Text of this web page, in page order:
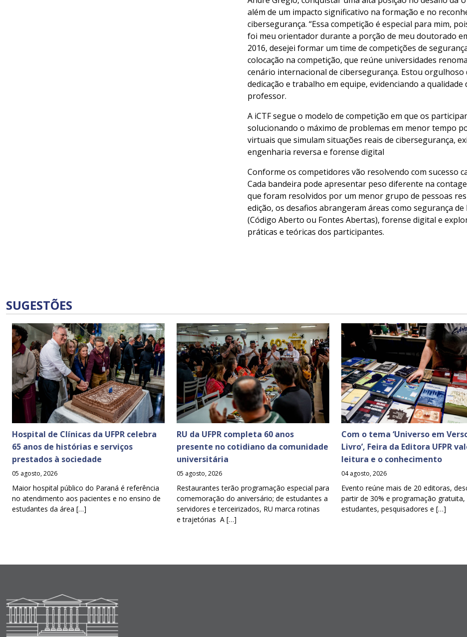
além de um impacto significativo na formação e no
cibersegurança. “Essa competição é especial para mim,
foi meu orientador durante a porção de meu doutorado
2016, desejei formar um time de competições de
colocação na competição, que reúne universidades
cenário internacional de cibersegurança. Estou
dedicação e trabalho em equipe, evidenciando a
professor.
A iCTF segue o modelo de competição em que os
solucionando o máximo de problemas em menor tempo
virtuais que simulam situações reais de cibersegurança,
engenharia reversa e forense digital
Conforme os competidores vão resolvendo com sucesso
Cada bandeira pode apresentar peso diferente na
que foram resolvidos por um menor grupo de pessoas
edição, os desafios abrangeram áreas como segurança
(Código Aberto ou Fontes Abertas), forense digital e
práticas e teóricas dos participantes.
SUGESTÕES
Hospital de Clínicas da UFPR celebra
65 anos de histórias e serviços
prestados à sociedade
05 agosto, 2026
Maior hospital público do Paraná é referência
no atendimento aos pacientes e no ensino de
estudantes da área […]
RU da UFPR completa 60 anos
presente no cotidiano da comunidade
universitária
05 agosto, 2026
Restaurantes terão programação especial para
comemoração do aniversário; de estudantes a
servidores e terceirizados, RU marca rotinas
e trajetórias A […]
Com o tema ‘Universo em
Livro’, Feira da Editora UFPR
leitura e o conhecimento
04 agosto, 2026
Evento reúne mais de 20 editoras,
partir de 30% e programação gratuita,
estudantes, pesquisadores e […]